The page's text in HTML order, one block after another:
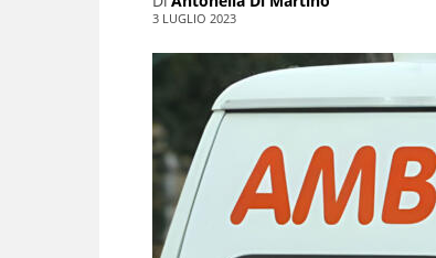
3 LUGLIO 2023